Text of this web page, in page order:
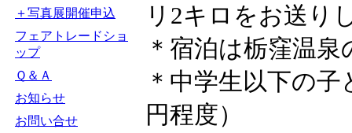
＋写真展開催申込
フェアトレードショ
ップ
Ｑ＆Ａ
お知らせ
お問い合せ
リ2キロをお送り
＊宿泊は栃窪温泉
＊中学生以下の
円程度）